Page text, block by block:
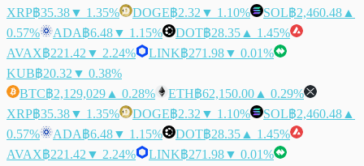
XRP฿35.38▼ 1.35% DOGE฿2.32 ▼ 1.10% SOL฿2,460.48 ▲
0.57%
ADA฿6.48▼ 1.15% DOT฿28.35 ▲ 1.45%
AVAX฿221.42 ▼ 2.24% LINK฿271.98▼ 0.01%
KUB฿20.32 ▼ 0.38%
BTC฿2,129,029 ▲ 0.28% ETH฿62,150.00 ▲ 0.29%
XRP฿35.38▼ 1.35% DOGE฿2.32 ▼ 1.10% SOL฿2,460.48 ▲
0.57%
ADA฿6.48▼ 1.15% DOT฿28.35 ▲ 1.45%
AVAX฿221.42 ▼ 2.24% LINK฿271.98▼ 0.01%